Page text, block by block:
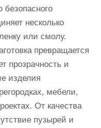
безопасного
несколько
или смолу.
превращается
прозрачность и
изделия
мебели,
От качества
пузырей и